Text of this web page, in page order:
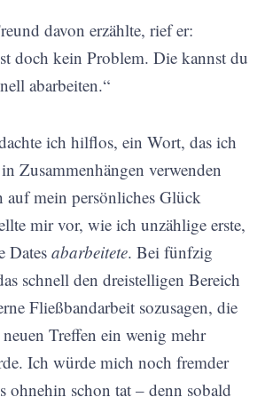
davon erzählte, rief er:
doch kein Problem. Die kannst du
abarbeiten.“
ich hilflos, ein Wort, das ich
Zusammenhängen verwenden
auf mein persönliches Glück
mir vor, wie ich unzählige erste,
Dates abarbeitete. Bei fünfzig
schnell den dreistelligen Bereich
Fließbandarbeit sozusagen, die
Treffen ein wenig mehr
Ich würde mich noch fremder
ohnehin schon tat – denn sobald